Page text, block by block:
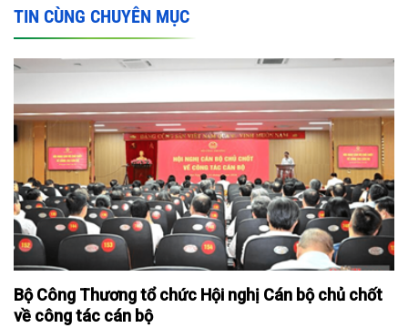
TIN CÙNG CHUYÊN MỤC
Bộ Công Thương tổ chức Hội nghị Cán bộ chủ chốt
về công tác cán bộ